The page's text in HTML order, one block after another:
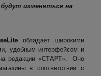
изменяться на
обладает широкими
удобным интерфейсом и
редакции «СТАРТ». Оно
в соответствии с